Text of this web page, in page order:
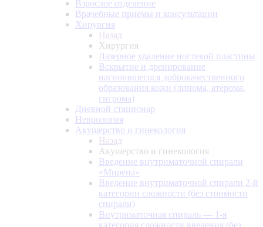
Взрослое отделение
Врачебные приемы и консультации
Хирургия
Назад
Хирургия
Лазерное удаление ногтевой пластины
Вскрытие и дренирование
нагноившегося доброкачественного
образования кожи (липома, атерома,
гигрома)
Дневной стационар
Неврология
Акушерство и гинекология
Назад
Акушерство и гинекология
Введение внутриматочной спирали
«Мирена»
Введение внутриматочной спирали 2-й
категории сложности (без стоимости
спирали)
Внутриматочная спираль — 1-я
категория сложности введения (без